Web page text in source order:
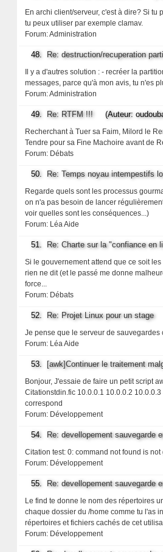
En archi client/serveur, c'est à dire? Si
tu peux utiliser par exemple clamav.
Forum:Administration
48. Re: destruction/recuperation
Il y a d'autres solution : - recréer la
messages, parce qu'à mon avis, tu n'es
Forum:Administration
49. Re: RTFM !!! (Auteur:
Recherchant à Tuer sa Faim, Milord le
Tendre pour sa Fine Machoire avant de
Forum: Débats
50. Re: Temps noyau intempestifs
Regarde quels sont les processus
on n'a pas besoin de lancer
voir quelles sont les conséquences...)
Forum: Léa Aide
51. Re: Charte sur la "confiance en
Si le gouvernement attend que ce soit
rien ne dit (et le passé me donne
force...
Forum: Débats
52. Re: Projet Linux pour un stage
Je pense que le serveur de
Forum: Léa Aide
53. [awk]Continuer le traitement
Bonjour, J'essaie de faire un petit script
Citationstdin.fic 10.0.0.1 10.0.0.2
correspond
Forum: Développement
54. Re: devellopement sauvegarde
Citation test: 0: command not found is
Forum: Développement
55. Re: devellopement sauvegarde
Le find te donne le nom des répertoires
chaque dossier du /home comme tu l'as
répertoires et fichiers cachés de cet
Forum: Développement